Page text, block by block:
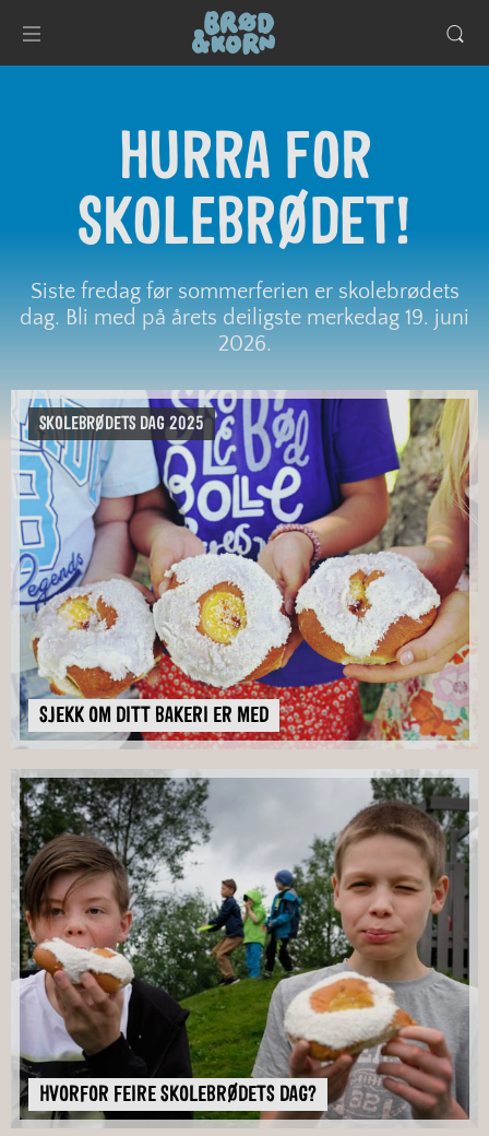
HURRA FOR
SKOLEBRØDET!
Siste fredag før sommerferien er skolebrødets
dag. Bli med på årets deiligste merkedag 19. juni
2026.
SKOLEBRØDETS DAG 2025
SJEKK OM DITT BAKERI ER MED
SJEKK OM DITT BAKERI ER MED
SJEKK OM DITT BAKERI ER MED
SJEKK OM DITT BAKERI ER MED
SJEKK OM DITT BAKERI ER MED
HVORFOR FEIRE SKOLEBRØDETS DAG?
HVORFOR FEIRE SKOLEBRØDETS DAG?
HVORFOR FEIRE SKOLEBRØDETS DAG?
HVORFOR FEIRE SKOLEBRØDETS DAG?
HVORFOR FEIRE SKOLEBRØDETS DAG?